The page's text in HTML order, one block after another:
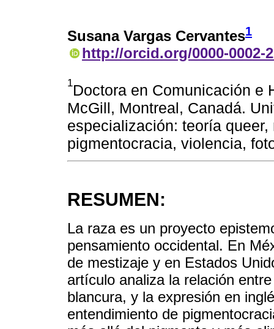
Susana Vargas Cervantes1
http://orcid.org/0000-0002-
1Doctora en Comunicación e
McGill, Montreal, Canadá.
especialización: teoría
pigmentocracia, violencia,
RESUMEN:
La raza es un proyecto
pensamiento occidental. En
de mestizaje y en Estados
artículo analiza la relación
blancura, y la expresión en
entendimiento de